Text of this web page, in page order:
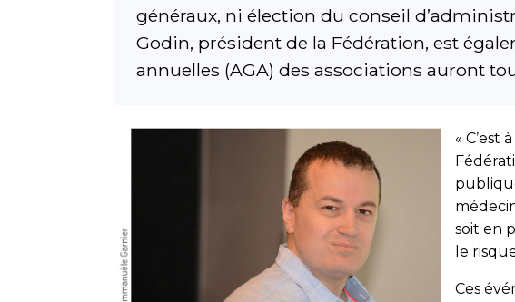
généraux, ni élection du conseil
Godin, président de la Fédération, est
annuelles (AGA) des associations auront
« C’est
soit en
le
Ces